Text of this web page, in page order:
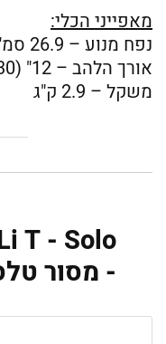
מאפייני הכלי:
נפח מנוע – 26.9 סמ"ק
אורך הלהב – 12" (30 ס"מ)
משקל – 2.9 ק"ג
T - Solo
- מסור